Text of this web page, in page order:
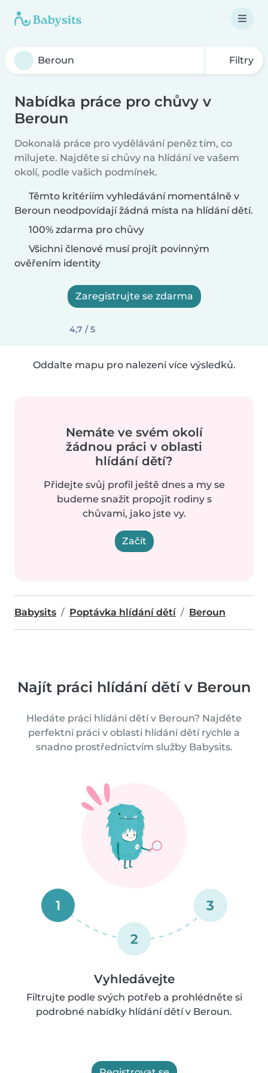
Filtry
Nabídka práce pro chůvy v
Beroun
Dokonalá práce pro vydělávání peněz tím, co
milujete. Najděte si chůvy na hlídání ve vašem
okolí, podle vašich podmínek.
Těmto kritériím vyhledávání momentálně v
Beroun neodpovídají žádná místa na hlídání dětí.
100% zdarma pro chůvy
Všichni členové musí projít povinným
ověřením identity
Zaregistrujte se zdarma
4,7 / 5
Oddalte mapu pro nalezení více výsledků.
Nemáte ve svém okolí
žádnou práci v oblasti
hlídání dětí?
Přidejte svůj profil ještě dnes a my se
budeme snažit propojit rodiny s
chůvami, jako jste vy.
Začít
Babysits Poptávka hlídání dětí Beroun
Najít práci hlídání dětí v Beroun
Hledáte práci hlídání dětí v Beroun? Najděte
perfektní práci v oblasti hlídání dětí rychle a
snadno prostřednictvím služby Babysits.
1
2
3
Vyhledávejte
Filtrujte podle svých potřeb a prohlédněte si
podrobné nabídky hlídání dětí v Beroun.